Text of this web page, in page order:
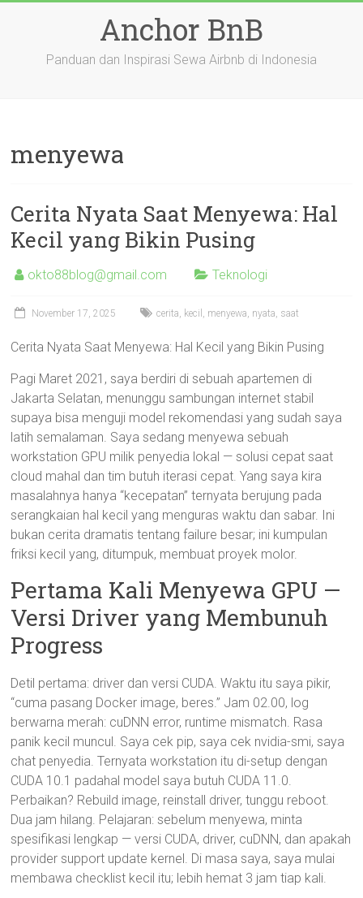
Anchor BnB
Panduan dan Inspirasi Sewa Airbnb di Indonesia
menyewa
Cerita Nyata Saat Menyewa: Hal
Kecil yang Bikin Pusing
okto88blog@gmail.com Teknologi
November 17, 2025 cerita, kecil , menyewa, nyata, saat
Cerita Nyata Saat Menyewa: Hal Kecil yang Bikin Pusing
Pagi Maret 2021, saya berdiri di sebuah apartemen di
Jakarta Selatan, menunggu sambungan internet stabil
supaya bisa menguji model rekomendasi yang sudah saya
latih semalaman. Saya sedang menyewa sebuah
workstation GPU milik penyedia lokal — solusi cepat saat
cloud mahal dan tim butuh iterasi cepat. Yang saya kira
masalahnya hanya “kecepatan” ternyata berujung pada
serangkaian hal kecil yang menguras waktu dan sabar. Ini
bukan cerita dramatis tentang failure besar; ini kumpulan
friksi kecil yang, ditumpuk, membuat proyek molor.
Pertama Kali Menyewa GPU —
Versi Driver yang Membunuh
Progress
Detil pertama: driver dan versi CUDA. Waktu itu saya pikir,
“cuma pasang Docker image, beres.” Jam 02.00, log
berwarna merah: cuDNN error, runtime mismatch. Rasa
panik kecil muncul. Saya cek pip, saya cek nvidia-smi, saya
chat penyedia. Ternyata workstation itu di-setup dengan
CUDA 10.1 padahal model saya butuh CUDA 11.0.
Perbaikan? Rebuild image, reinstall driver, tunggu reboot.
Dua jam hilang. Pelajaran: sebelum menyewa, minta
spesifikasi lengkap — versi CUDA, driver, cuDNN, dan apakah
provider support update kernel. Di masa saya, saya mulai
membawa checklist kecil itu; lebih hemat 3 jam tiap kali.